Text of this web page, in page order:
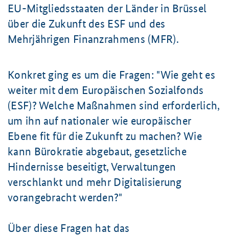
EU-Mitgliedsstaaten der Länder in Brüssel
über die Zukunft des ESF und des
Mehrjährigen Finanzrahmens (MFR).
Konkret ging es um die Fragen: "Wie geht es
weiter mit dem Europäischen Sozialfonds
(ESF)? Welche Maßnahmen sind erforderlich,
um ihn auf nationaler wie europäischer
Ebene fit für die Zukunft zu machen? Wie
kann Bürokratie abgebaut, gesetzliche
Hindernisse beseitigt, Verwaltungen
verschlankt und mehr Digitalisierung
vorangebracht werden?"
Über diese Fragen hat das